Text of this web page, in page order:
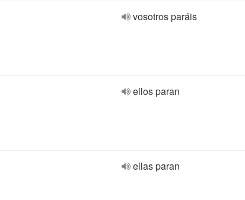
vosotros paráis
ellos paran
ellas paran